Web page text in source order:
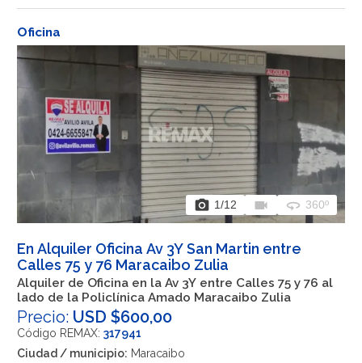
Oficina
photo_camera 1/12 videocam 360 360º
En Alquiler Oficina Av 3Y San Martin entre
Calles 75 y 76 Maracaibo Zulia
Alquiler de Oficina en la Av 3Y entre Calles 75 y 76 al
lado de la Policlínica Amado Maracaibo Zulia
Precio: USD $600,00
Código REMAX: 317941
Ciudad / municipio: Maracaibo